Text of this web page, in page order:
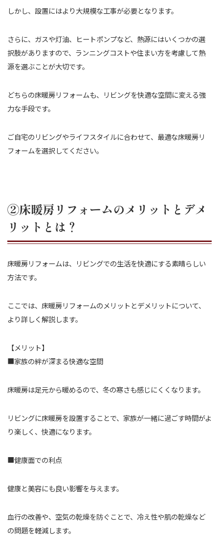
しかし、設置にはより大規模な工事が必要となります。
さらに、ガスや灯油、ヒートポンプなど、熱源にはいくつかの選
択肢がありますので、ランニングコストや住まい方を考慮して熱
源を選ぶことが大切です。
どちらの床暖房リフォームも、リビングを快適な空間に変える強
力な手段です。
ご自宅のリビングやライフスタイルに合わせて、最適な床暖房リ
フォームを選択してください。
②床暖房リフォームのメリットとデメ
リットとは？
床暖房リフォームは、リビングでの生活を快適にする素晴らしい
方法です。
ここでは、床暖房リフォームのメリットとデメリットについて、
より詳しく解説します。
【メリット】
■家族の絆が深まる快適な空間
床暖房は足元から暖めるので、冬の寒さも感じにくくなります。
リビングに床暖房を設置することで、家族が一緒に過ごす時間がよ
り楽しく、快適になります。
■健康面での利点
健康と美容にも良い影響を与えます。
血行の改善や、空気の乾燥を防ぐことで、冷え性や肌の乾燥など
の問題を軽減します。